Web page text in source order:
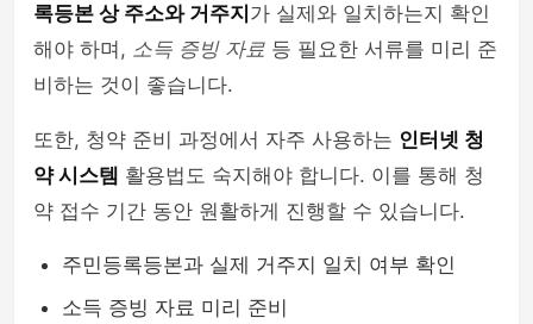
록등본 상 주소와 거주지 가 실제와 일치하는지 확인
해야 하며, 소득 증빙 자료 등 필요한 서류를 미리 준
비하는 것이 좋습니다.
또한, 청약 준비 과정에서 자주 사용하는 인터넷 청
약 시스템 활용법도 숙지해야 합니다. 이를 통해 청
약 접수 기간 동안 원활하게 진행할 수 있습니다.
주민등록등본과 실제 거주지 일치 여부 확인
소득 증빙 자료 미리 준비